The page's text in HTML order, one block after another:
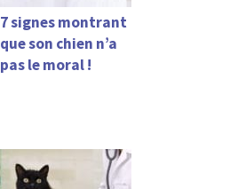
7 signes montrant
que son chien n’a
pas le moral !